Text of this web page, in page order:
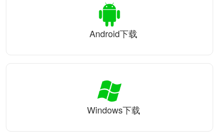
Android下载
Windows下载